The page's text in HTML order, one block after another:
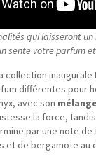
qui laisseront
sente votre parfum
collection inaugurale
différentes pour
avec son
la force,
par une note
et de bergamote